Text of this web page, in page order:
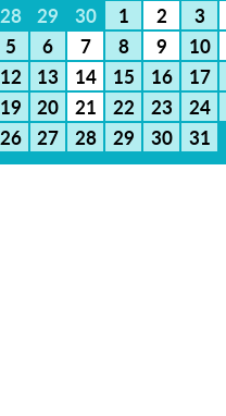
28 29 30 1 2 3
5
6 7 8 9 10
12
13 14 15 16 17
19
20 21 22 23 24
26 27 28 29 30 31